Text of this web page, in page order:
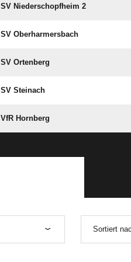
SV Niederschopfheim 2
SV Oberharmersbach
SV Ortenberg
SV Steinach
VfR Hornberg
Sortiert